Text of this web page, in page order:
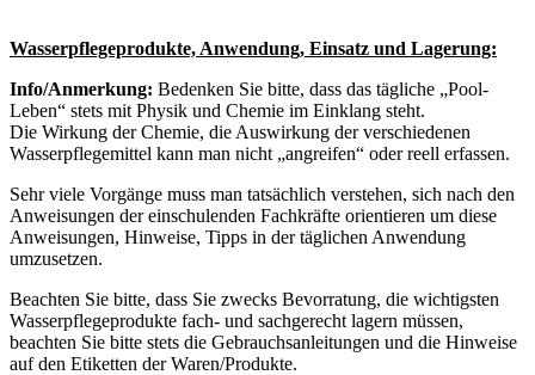
Wasserpflegeprodukte, Anwendung, Einsatz und Lagerung:
Info/Anmerkung: Bedenken Sie bitte, dass das tägliche „Pool-
Leben“ stets mit Physik und Chemie im Einklang steht.
Die Wirkung der Chemie, die Auswirkung der verschiedenen
Wasserpflegemittel kann man nicht „angreifen“ oder reell erfassen.
Sehr viele Vorgänge muss man tatsächlich verstehen, sich nach den
Anweisungen der einschulenden Fachkräfte orientieren um diese
Anweisungen, Hinweise, Tipps in der täglichen Anwendung
umzusetzen.
Beachten Sie bitte, dass Sie zwecks Bevorratung, die wichtigsten
Wasserpflegeprodukte fach- und sachgerecht lagern müssen,
beachten Sie bitte stets die Gebrauchsanleitungen und die Hinweise
auf den Etiketten der Waren/Produkte.